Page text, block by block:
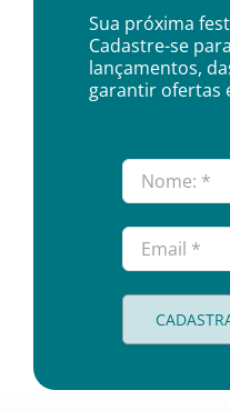
Sua próxima
Cadastre-se
lançamentos,
garantir ofertas